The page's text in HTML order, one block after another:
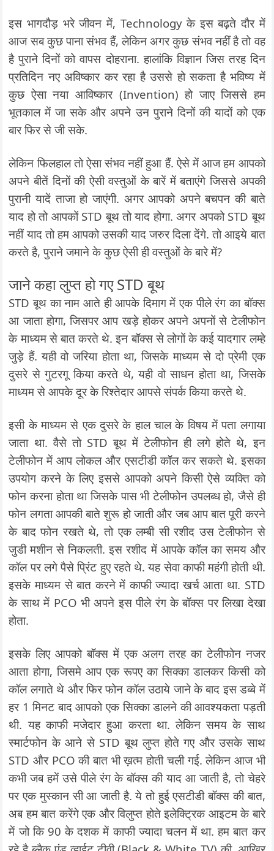
इस भागदौड़ भरे जीवन में, Technology के इस बढ़ते दौर में
आज सब कुछ पाना संभव हैं, लेकिन अगर कुछ संभव नहीं है तो वह
है पुराने दिनों को वापस दोहराना. हालांकि विज्ञान जिस तरह दिन
प्रतिदिन नए अविष्कार कर रहा है उससे हो सकता है भविष्य में
कुछ ऐसा नया आविष्कार (Invention) हो जाए जिससे हम
भूतकाल में जा सके और अपने उन पुराने दिनों की यादों को एक
बार फिर से जी सके.
लेकिन फिलहाल तो ऐसा संभव नहीं हुआ हैं. ऐसे में आज हम आपको
अपने बीतें दिनों की ऐसी वस्तुओं के बारें में बताएंगे जिससे अपकी
पुरानी यादें ताजा हो जाएंगी. अगर आपको अपने बचपन की बाते
याद हो तो आपकों STD बूथ तो याद होगा. अगर अपको STD बूथ
नहीं याद तो हम आपको उसकी याद जरुर दिला देंगे. तो आइये बात
करते है, पुराने जमाने के कुछ ऐसी ही वस्तुओं के बारे में?
जाने कहा लुप्त हो गए STD बूथ
STD बूथ का नाम आते ही आपके दिमाग में एक पीले रंग का बॉक्स
आ जाता होगा, जिसपर आप खड़े होकर अपने अपनों से टेलीफोन
के माध्यम से बात करते थे. इन बॉक्स से लोगों के कई यादगार लम्हे
जुड़े हैं. यही वो जरिया होता था, जिसके माध्यम से दो प्रेमी एक
दुसरे से गुटरगू किया करते थे, यही वो साधन होता था, जिसके
माध्यम से आपके दूर के रिश्तेदार आपसे संपर्क किया करते थे.
इसी के माध्यम से एक दुसरे के हाल चाल के विषय में पता लगाया
जाता था. वैसे तो STD बूथ में टेलीफोन ही लगे होते थे, इन
टेलीफोन में आप लोकल और एसटीडी कॉल कर सकते थे. इसका
उपयोग करने के लिए इससे आपको अपने किसी ऐसे व्यक्ति को
फोन करना होता था जिसके पास भी टेलीफोन उपलब्ध हो, जैसे ही
फोन लगता आपकी बाते शुरू हो जाती और जब आप बात पूरी करने
के बाद फोन रखते थे, तो एक लम्बी सी रशीद उस टेलीफोन से
जुडी मशीन से निकलती. इस रशीद में आपके कॉल का समय और
कॉल पर लगे पैसे प्रिंट हुए रहते थे. यह सेवा काफी महंगी होती थी.
इसके माध्यम से बात करने में काफी ज्यादा खर्च आता था. STD
के साथ में PCO भी अपने इस पीले रंग के बॉक्स पर लिखा देखा
होता.
इसके लिए आपको बॉक्स में एक अलग तरह का टेलीफोन नजर
आता होगा, जिसमे आप एक रूपए का सिक्का डालकर किसी को
कॉल लगाते थे और फिर फोन कॉल उठाये जाने के बाद इस डब्बे में
हर 1 मिनट बाद आपको एक सिक्का डालने की आवश्यकता पड़ती
थी. यह काफी मजेदार हुआ करता था. लेकिन समय के साथ
स्मार्टफोन के आने से STD बूथ लुप्त होते गए और उसके साथ
STD और PCO की बात भी ख़त्म होती चली गई. लेकिन आज भी
कभी जब हमें उसे पीले रंग के बॉक्स की याद आ जाती है, तो चेहरे
पर एक मुस्कान सी आ जाती है. ये तो हुई एसटीडी बॉक्स की बात,
अब हम बात करेंगे एक और विलुप्त होते इलेक्ट्रिक आइटम के बारे
में जो कि 90 के दशक में काफी ज्यादा चलन में था. हम बात कर